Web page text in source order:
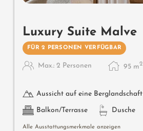
Luxury Suite Malve
FÜR 2 PERSONEN VERFÜGBAR
Max.: 2 Personen 95 m2
Aussicht auf eine Berglandschaft
Balkon/Terrasse Dusche
Alle Ausstattungsmerkmale anzeigen